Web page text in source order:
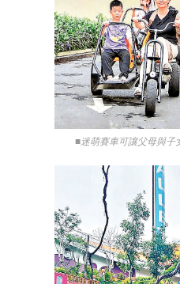
■迷萌賽車可讓父母與子